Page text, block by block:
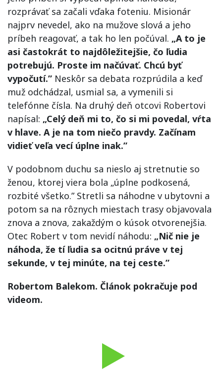
rozprávať sa začali vďaka foteniu. Misionár
najprv nevedel, ako na mužove slová a jeho
príbeh reagovať, a tak ho len počúval. „A to je
asi častokrát to najdôležitejšie, čo ľudia
potrebujú. Proste im načúvať. Chcú byť
vypočutí.” Neskôr sa debata rozprúdila a keď
muž odchádzal, usmial sa, a vymenili si
telefónne čísla. Na druhý deň otcovi Robertovi
napísal: „Celý deň mi to, čo si mi povedal, vŕta
v hlave. A je na tom niečo pravdy. Začínam
vidieť veľa vecí úplne inak.”
V podobnom duchu sa nieslo aj stretnutie so
ženou, ktorej viera bola „úplne podkosená,
rozbité všetko.” Stretli sa náhodne v ubytovni a
potom sa na rôznych miestach trasy objavovala
znova a znova, zakaždým o kúsok otvorenejšia.
Otec Robert v tom nevidí náhodu: „Nič nie je
náhoda, že tí ľudia sa ocitnú práve v tej
sekunde, v tej minúte, na tej ceste.”
Robertom Balekom. Článok pokračuje pod
videom.